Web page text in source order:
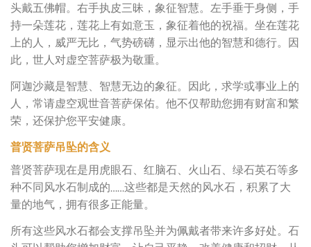
头戴五佛帽。右手执皮三昧，象征智慧。左手垂于身侧，手
持一朵莲花，莲花上有如意玉，象征着他的祝福。坐在莲花
上的人，威严无比，气势磅礴，显示出他的智慧和德行。因
此，世人对虚空菩萨极为敬重。
阿迦沙藏是智慧、智慧无边的象征。因此，求学或事业上的
人，常请虚空观世音菩萨保佑。他不仅帮助您拥有财富和繁
荣，还保护您平安健康。
普贤菩萨吊坠的含义
普贤菩萨现在是用虎眼石、红脑石、火山石、绿石英石等多
种不同风水石制成的……这些都是天然的风水石，积累了大
量的地气，拥有很多正能量。
所有这些风水石都会支撑吊坠并为佩戴者带来许多好处。石